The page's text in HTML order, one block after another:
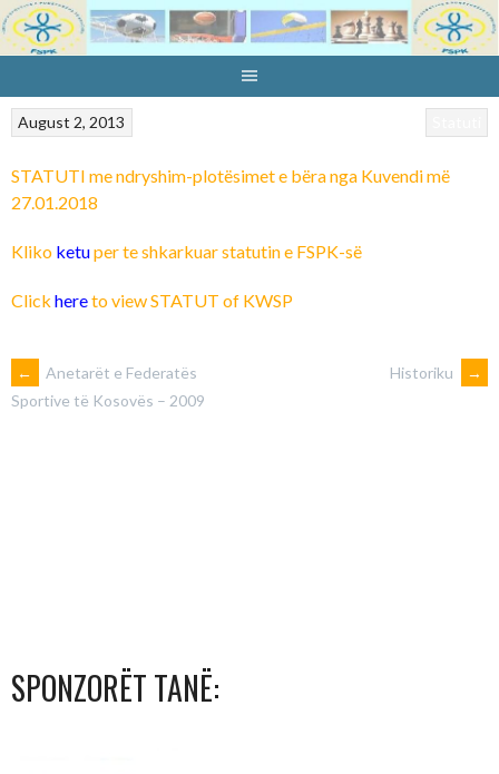
Skip
to
August 2, 2013
STATUTI me ndryshim-plotësimet e bëra nga Kuvendi më
27.01.2018
Kliko ketuper te shkarkuar statutin e FSPK-së
Click hereto view STATUT of KWSP
POST
←
Anetarët e Federatës
Sportive të Kosovës – 2009
Historiku →
SPONZORËT TANË: